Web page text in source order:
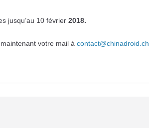
jusqu’au 10 février 2018.
votre mail à contact@chinadroid.ch